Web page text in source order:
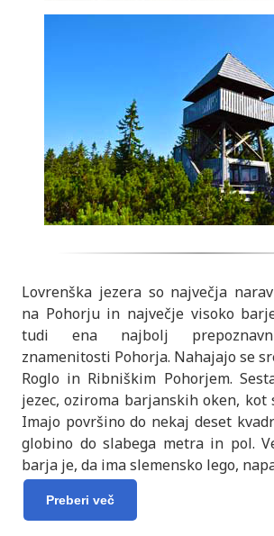
Lovrenška jezera so največja
na Pohorju in največje visoko
tudi ena najbolj
znamenitosti Pohorja. Nahajajo se
Roglo in Ribniškim Pohorjem.
jezec, oziroma barjanskih oken, kot
Imajo površino do nekaj deset
globino do slabega metra in pol.
barja je, da ima slemensko lego,
Preberi več